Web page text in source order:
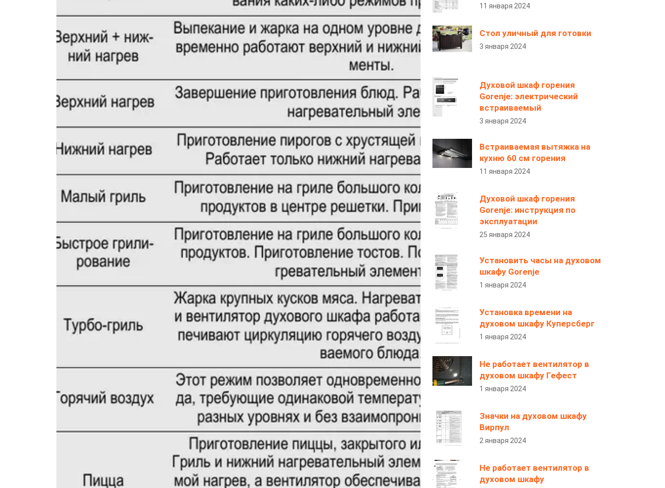
11 января 2024
Стол уличный для готовки
3 января 2024
Духовой шкаф горения
Gorenje: электрический
встраиваемый
3 января 2024
Встраиваемая вытяжка на
кухню 60 см горения
11 января 2024
Духовой шкаф горения
Gorenje: инструкция по
эксплуатации
25 января 2024
Установить часы на духовом
шкафу Gorenje
1 января 2024
Установка времени на
духовом шкафу Куперсберг
1 января 2024
Не работает вентилятор в
духовом шкафу Гефест
1 января 2024
Значки на духовом шкафу
Вирпул
2 января 2024
Не работает вентилятор в
духовом шкафу